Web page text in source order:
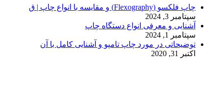
چاپ فلکسو (Flexography) و مقایسه با انواع چاپ | ق
سپتامبر 3, 2024
آشنایی و معرفی انواع دستگاه چاپ
سپتامبر 1, 2024
توضیحاتی در مورد چاپ تامپو و آشنایی کامل با آن
اکتبر 31, 2020